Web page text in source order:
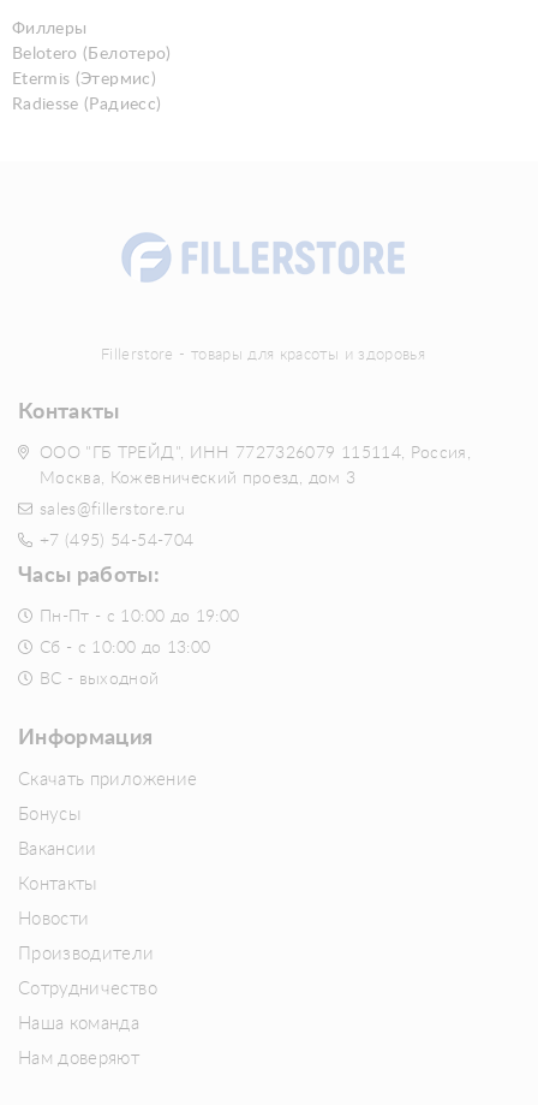
Филлеры
Belotero (Белотеро)
Etermis (Этермис)
Radiesse (Радиесс)
Fillerstore - товары для красоты и здоровья
Контакты
ООО "ГБ ТРЕЙД", ИНН 7727326079 115114, Россия,
Москва, Кожевнический проезд, дом 3
sales@fillerstore.ru
+7 (495) 54-54-704
Часы работы:
Пн-Пт - с 10:00 до 19:00
Сб - с 10:00 до 13:00
ВС - выходной
Информация
Скачать приложение
Бонусы
Вакансии
Контакты
Новости
Производители
Сотрудничество
Наша команда
Нам доверяют